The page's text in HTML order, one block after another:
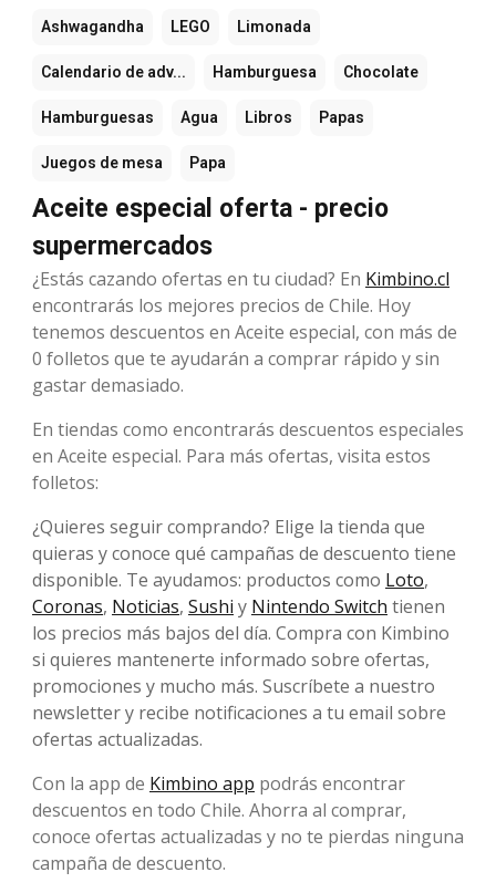
Ashwagandha LEGO Limonada
Calendario de adv... Hamburguesa Chocolate
Hamburguesas Agua Libros Papas
Juegos de mesa Papa
Aceite especial oferta - precio
supermercados
¿Estás cazando ofertas en tu ciudad? En Kimbino.cl
encontrarás los mejores precios de Chile. Hoy
tenemos descuentos en Aceite especial, con más de
0 folletos que te ayudarán a comprar rápido y sin
gastar demasiado.
En tiendas como encontrarás descuentos especiales
en Aceite especial. Para más ofertas, visita estos
folletos:
¿Quieres seguir comprando? Elige la tienda que
quieras y conoce qué campañas de descuento tiene
disponible. Te ayudamos: productos como Loto,
Coronas, Noticias, Sushi y Nintendo Switch tienen
los precios más bajos del día. Compra con Kimbino
si quieres mantenerte informado sobre ofertas,
promociones y mucho más. Suscríbete a nuestro
newsletter y recibe notificaciones a tu email sobre
ofertas actualizadas.
Con la app de Kimbino app podrás encontrar
descuentos en todo Chile. Ahorra al comprar,
conoce ofertas actualizadas y no te pierdas ninguna
campaña de descuento.